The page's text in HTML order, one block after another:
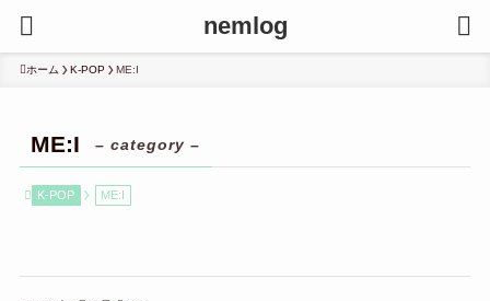
nemlog
ホーム K-POP ME:I
ME:I – category –
K-POP ME:I